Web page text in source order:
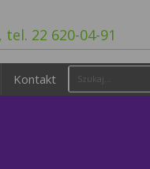
tel. 22 620-04-91
Kontakt